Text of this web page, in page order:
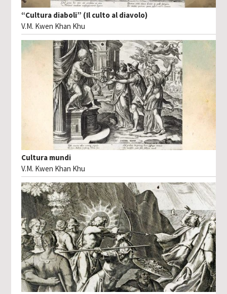
“Cultura diaboli” (Il culto al diavolo)
V.M. Kwen Khan Khu
Cultura mundi
V.M. Kwen Khan Khu